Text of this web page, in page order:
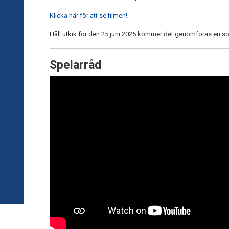
Klicka här för att se filmen!
Håll utkik för den 25 juni 2025 kommer det genomföras en
Spelarråd